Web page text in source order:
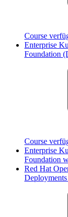
Course
Enterprise
Foundation
Course
Enterprise
Foundation
Red Hat